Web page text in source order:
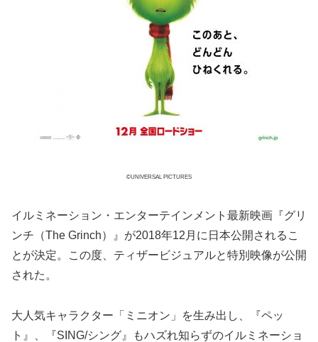
©UNIVERSAL PICTURES
イルミネーション・エンターテインメント最新映画『グリ
ンチ（The Grinch）』が2018年12月に日本公開されるこ
とが決定。この度、ティザービジュアルと特別映像が公開
された。
大人気キャラクター「ミニオン」を生み出し、『ペッ
ト』、『SING/シング』もハズれ知らずのイルミネーショ